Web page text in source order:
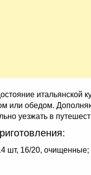
итальянской
или обедом.
уезжать в
шт, 16/20, очищенные;